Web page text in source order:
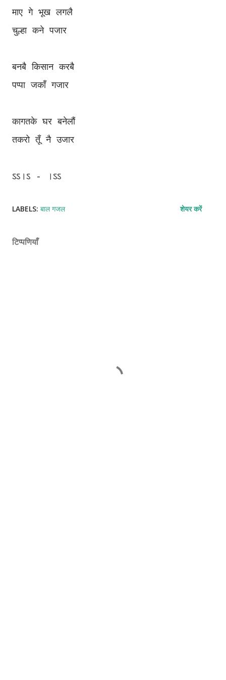
माए गे भूख लगलै
चुल्हा कने पजार
बनबै किसान करबै
पप्पा जकाँ गजार
कागतके घर बनेलौं
तकरो तूँ नै उजार
ऽऽ।ऽ - ।ऽऽ
LABELS: बाल गजल शेयर करें
टिप्पणियाँ